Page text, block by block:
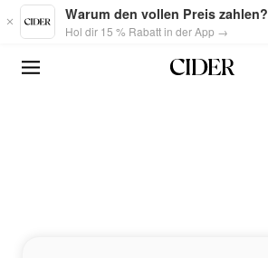
Skip to main content
Warum den vollen Preis zahlen?
Hol dir 15 % Rabatt in der App →